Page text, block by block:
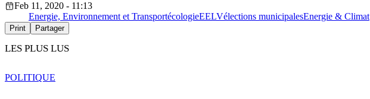
Feb 11, 2020 - 11:13
Energie, Environnement et TransportécologieEELVélections municipalesEnergie & Climat
Print Partager
LES PLUS LUS
POLITIQUE